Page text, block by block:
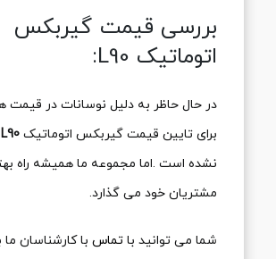
بررسی قیمت گیربکس
اتوماتیک L90:
در حال حاظر به دلیل نوسانات در قیمت
برای تایین قیمت گیربکس اتوماتیک L90
نشده است .اما مجموعه ما همیشه راه
مشتریان خود می گذارد.
شما می توانید با تماس با کارشناسان ما